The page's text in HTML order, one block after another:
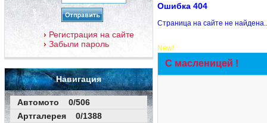
Регистрация на сайте
Забыли пароль
Навигация
Автомото 0/506
Артгалерея 0/1388
Ошибка 404
Страница на сайте не
New!
С масленицей !